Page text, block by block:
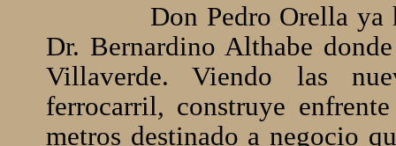
Don Pedro Orella ya
Dr. Bernardino Althabe
Villaverde. Viendo las
ferrocarril, construye
metros destinado a negocio